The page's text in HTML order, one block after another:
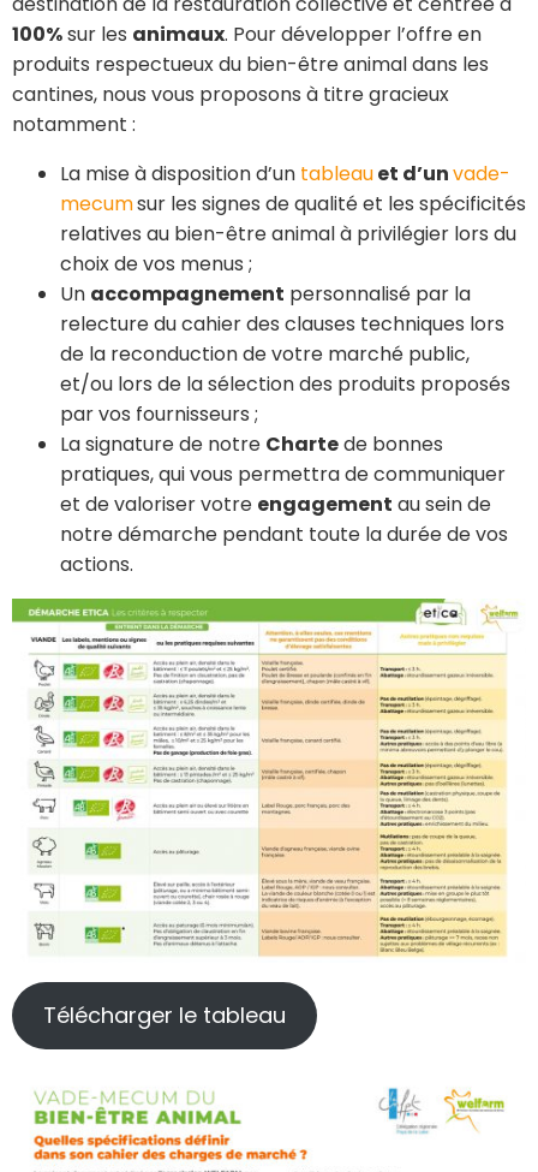
100%sur les animaux. Pour développer l’offre en
produits respectueux du bien-être animal dans les
cantines, nous vous proposons à titre gracieux
notamment :
La mise à disposition d’un tableauet d’unvade-
mecumsur les signes de qualité et les spécificités
relatives au bien-être animal à privilégier lors du
choix de vos menus ;
Un accompagnement personnalisé par la
relecture du cahier des clauses techniques lors
de la reconduction de votre marché public,
et/ou lors de la sélection des produits proposés
par vos fournisseurs ;
La signature de notre Chartede bonnes
pratiques, qui vous permettra de communiquer
et de valoriser votre engagement au sein de
notre démarche pendant toute la durée de vos
actions.
Télécharger le tableau